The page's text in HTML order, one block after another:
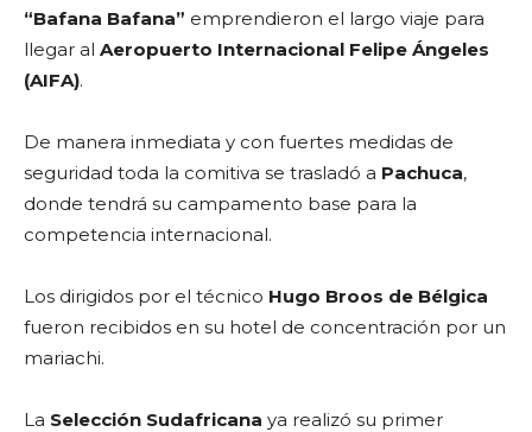
“Bafana Bafana” emprendieron el largo viaje para
llegar al Aeropuerto Internacional Felipe Ángeles
(AIFA).
De manera inmediata y con fuertes medidas de
seguridad toda la comitiva se trasladó a Pachuca,
donde tendrá su campamento base para la
competencia internacional.
Los dirigidos por el técnico Hugo Broos de Bélgica
fueron recibidos en su hotel de concentración por un
mariachi.
La Selección Sudafricana ya realizó su primer